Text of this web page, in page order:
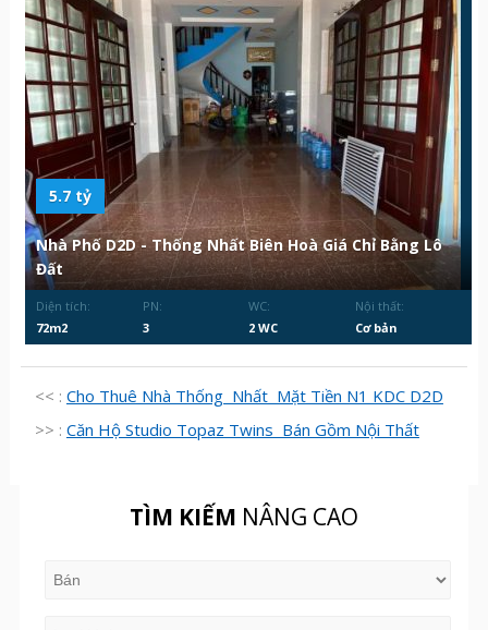
5.7 tỷ
Nhà Phố D2D - Thống Nhất Biên Hoà Giá Chỉ Bằng Lô
Đất
Diện tích:
72m2
PN:
3
WC:
2 WC
Nội thất:
Cơ bản
<< : Cho Thuê Nhà Thống Nhất Mặt Tiền N1 KDC D2D
>> : Căn Hộ Studio Topaz Twins Bán Gồm Nội Thất
TÌM KIẾM NÂNG CAO